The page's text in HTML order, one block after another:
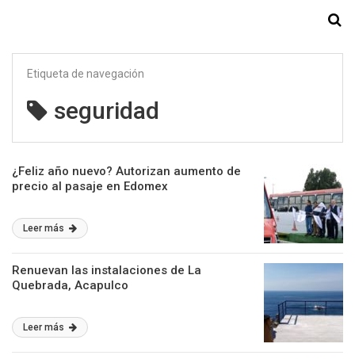
Etiqueta de navegación
seguridad
¿Feliz año nuevo? Autorizan aumento de
precio al pasaje en Edomex
Leer más
Renuevan las instalaciones de La
Quebrada, Acapulco
Leer más